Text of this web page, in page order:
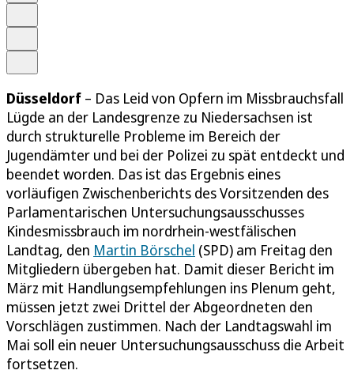
Düsseldorf – Das Leid von Opfern im Missbrauchsfall
Lügde an der Landesgrenze zu Niedersachsen ist
durch strukturelle Probleme im Bereich der
Jugendämter und bei der Polizei zu spät entdeckt und
beendet worden. Das ist das Ergebnis eines
vorläufigen Zwischenberichts des Vorsitzenden des
Parlamentarischen Untersuchungsausschusses
Kindesmissbrauch im nordrhein-westfälischen
Landtag, den Martin Börschel (SPD) am Freitag den
Mitgliedern übergeben hat. Damit dieser Bericht im
März mit Handlungsempfehlungen ins Plenum geht,
müssen jetzt zwei Drittel der Abgeordneten den
Vorschlägen zustimmen. Nach der Landtagswahl im
Mai soll ein neuer Untersuchungsausschuss die Arbeit
fortsetzen.